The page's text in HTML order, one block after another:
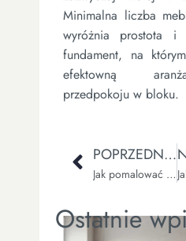
Minimalna liczba
wyróżnia prostota i
fundament, na
efektowną
przedpokoju w bloku.
POPRZEDNI WPIS
Jak pomalować salon? Inspiracje i porady
Ostatnie